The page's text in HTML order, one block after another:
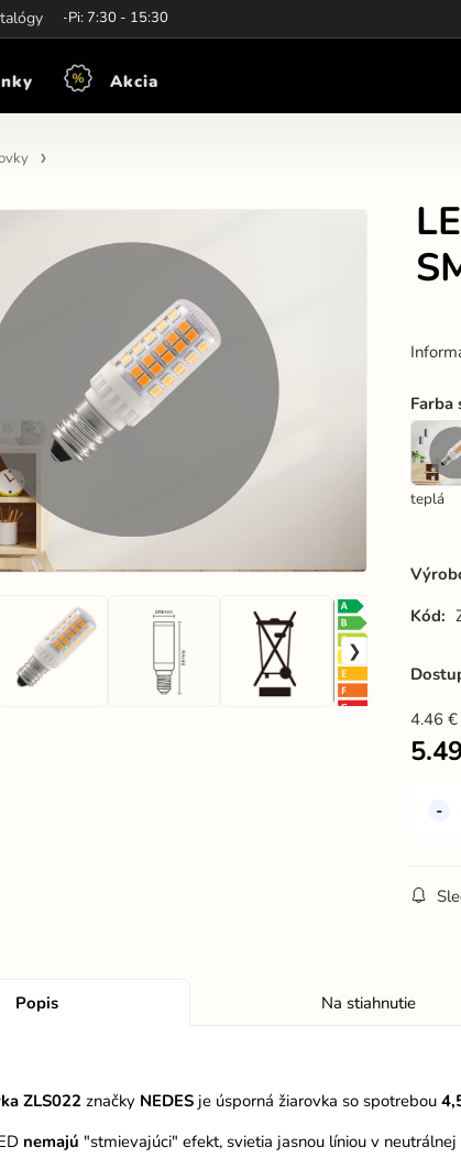
Po-Pi: 7:30 - 15:30
Akcia
Farba
teplá
Kód:
4.46 €
Popis Na stiahnutie
ZLS022značky NEDESje úsporná žiarovka so spotrebou
nemajú "stmievajúci" efekt, svietia jasnou líniou v